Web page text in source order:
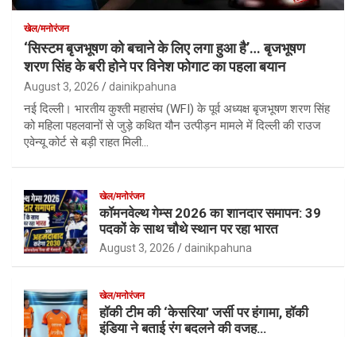
खेल/मनोरंजन
‘सिस्टम बृजभूषण को बचाने के लिए लगा हुआ है’… बृजभूषण
शरण सिंह के बरी होने पर विनेश फोगाट का पहला बयान
August 3, 2026 dainikpahuna
नई दिल्ली। भारतीय कुश्ती महासंघ (WFI) के पूर्व अध्यक्ष बृजभूषण शरण सिंह
को महिला पहलवानों से जुड़े कथित यौन उत्पीड़न मामले में दिल्ली की राउज
एवेन्यू कोर्ट से बड़ी राहत मिली…
खेल/मनोरंजन
कॉमनवेल्थ गेम्स 2026 का शानदार समापन: 39
पदकों के साथ चौथे स्थान पर रहा भारत
August 3, 2026 dainikpahuna
खेल/मनोरंजन
हॉकी टीम की ‘केसरिया’ जर्सी पर हंगामा, हॉकी
इंडिया ने बताई रंग बदलने की वजह…